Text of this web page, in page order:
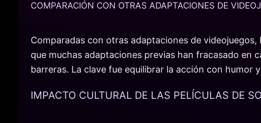
COMPARACIÓN CON OTRAS ADAPTACIONES DE
Comparadas con otras adaptaciones de
que muchas adaptaciones previas han fracasado en
barreras. La clave fue equilibrar la acción con humor
IMPACTO CULTURAL DE LAS PELÍCULAS DE